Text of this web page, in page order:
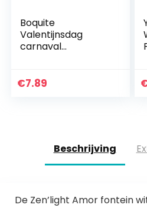
Boquite
Valentijnsdag
carnaval
fluoriet zeshoek zuil
€7.89
Beschrijving
De Zen’light Amor fontein